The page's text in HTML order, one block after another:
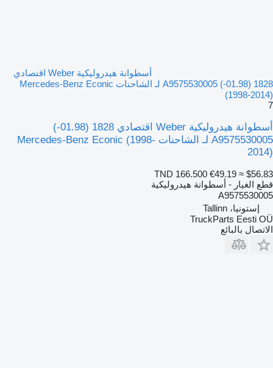
أسطوانة هيدروليكية Weber اقتصادي
1828 (01.98-) A9575530005 لـ الشاحنات Mercedes-Benz Econic
(1998-2014)
7
أسطوانة هيدروليكية Weber اقتصادي 1828 (01.98-)
A9575530005 لـ الشاحنات Mercedes-Benz Econic (1998-
2014)
TND 166.500 €49.19 ≈ $56.83
قطع الغيار - أسطوانة هيدروليكية
A9575530005
إستونيا، Tallinn
TruckParts Eesti OÜ
الاتصال بالبائع